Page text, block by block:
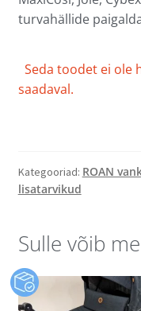
turvahällide
Seda toodet ei ole
saadaval.
Kategooriad: ROAN
lisatarvikud
Sulle võib